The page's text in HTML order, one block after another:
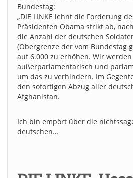
Bundestag:
„DIE LINKE lehnt die Forderung
Präsidenten Obama strikt ab,
die Anzahl der deutschen
(Obergrenze der vom Bundestag
auf 6.000 zu erhöhen. Wir werden
außerparlamentarisch und
um das zu verhindern. Im
den sofortigen Abzug aller
Afghanistan.
Ich bin empört über die
deutschen…